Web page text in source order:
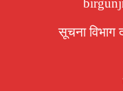
सूचना